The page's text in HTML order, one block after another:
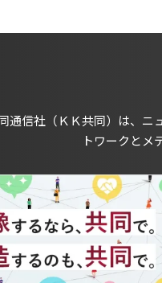
通信社（ＫＫ共同）は、ニ
トワークとメ